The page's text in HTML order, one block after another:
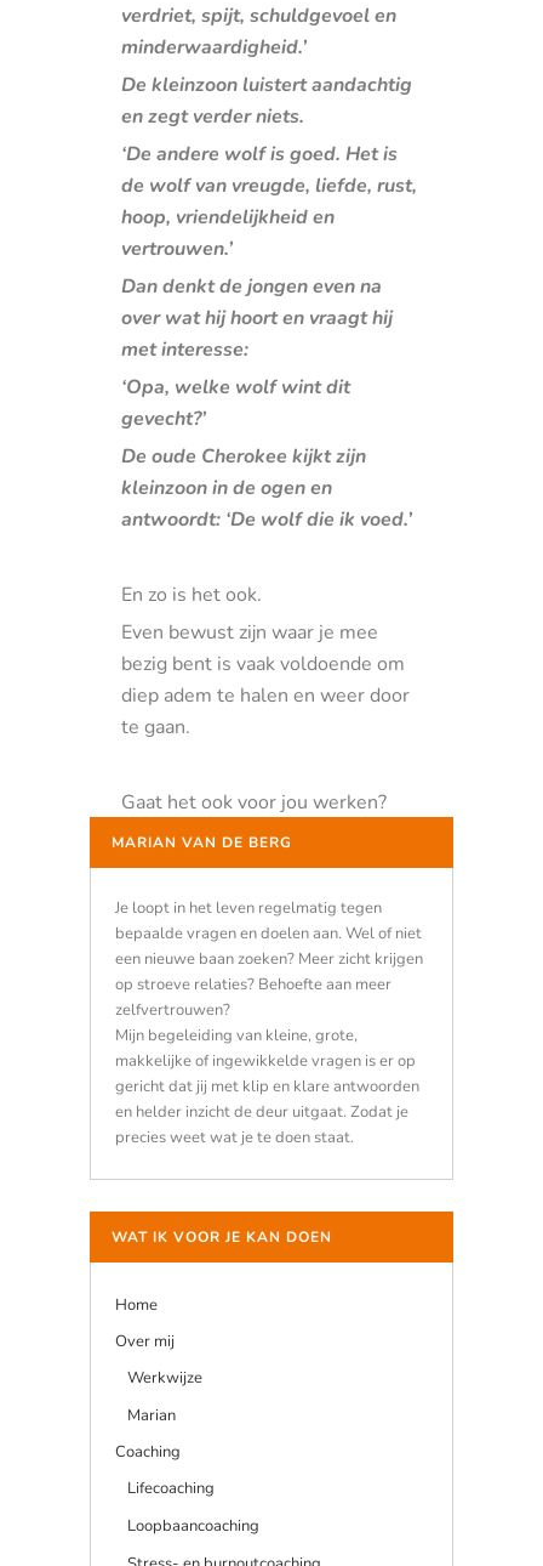
verdriet, spijt, schuldgevoel en
minderwaardigheid.’
De kleinzoon luistert aandachtig
en zegt verder niets.
‘De andere wolf is goed. Het is
de wolf van vreugde, liefde, rust,
hoop, vriendelijkheid en
vertrouwen.’
Dan denkt de jongen even na
over wat hij hoort en vraagt hij
met interesse:
‘Opa, welke wolf wint dit
gevecht?’
De oude Cherokee kijkt zijn
kleinzoon in de ogen en
antwoordt: ‘De wolf die ik voed.’
En zo is het ook.
Even bewust zijn waar je mee
bezig bent is vaak voldoende om
diep adem te halen en weer door
te gaan.
Gaat het ook voor jou werken?
MARIAN VAN DE BERG
Je loopt in het leven regelmatig tegen
bepaalde vragen en doelen aan. Wel of niet
een nieuwe baan zoeken? Meer zicht krijgen
op stroeve relaties? Behoefte aan meer
zelfvertrouwen?
Mijn begeleiding van kleine, grote,
makkelijke of ingewikkelde vragen is er op
gericht dat jij met klip en klare antwoorden
en helder inzicht de deur uitgaat. Zodat je
precies weet wat je te doen staat.
WAT IK VOOR JE KAN DOEN
Home
Over mij
Werkwijze
Marian
Coaching
Lifecoaching
Loopbaancoaching